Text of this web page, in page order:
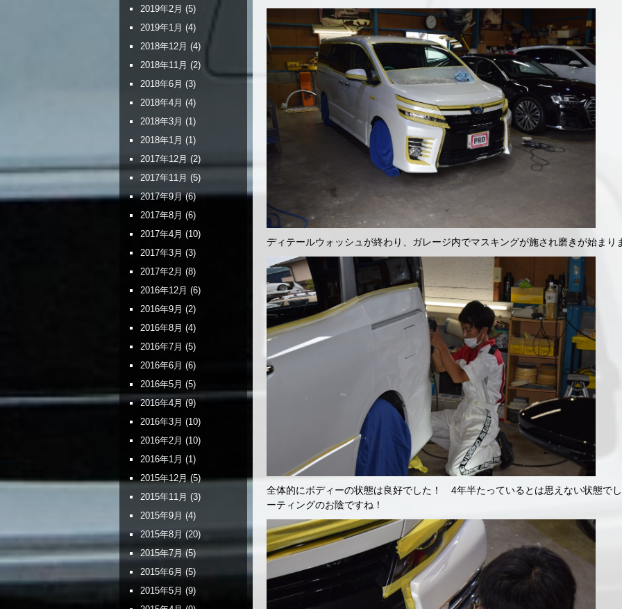
ディテールウォッシュが終わり、ガレージ内でマスキングが施され磨きが始まり
全体的にボディーの状態は良好でした！ 4年半たっているとは思えない状態で
ーティングのお陰ですね！
2019年2月 (5)
2019年1月 (4)
2018年12月 (4)
2018年11月 (2)
2018年6月 (3)
2018年4月 (4)
2018年3月 (1)
2018年1月 (1)
2017年12月 (2)
2017年11月 (5)
2017年9月(6)
2017年8月 (6)
2017年4月 (10)
2017年3月 (3)
2017年2月 (8)
2016年12月 (6)
2016年9月 (2)
2016年8月 (4)
2016年7月 (5)
2016年6月 (6)
2016年5月 (5)
2016年4月 (9)
2016年3月 (10)
2016年2月 (10)
2016年1月 (1)
2015年12月(5)
2015年11月 (3)
2015年9月 (4)
2015年8月 (20)
2015年7月 (5)
2015年6月 (5)
2015年5月 (9)